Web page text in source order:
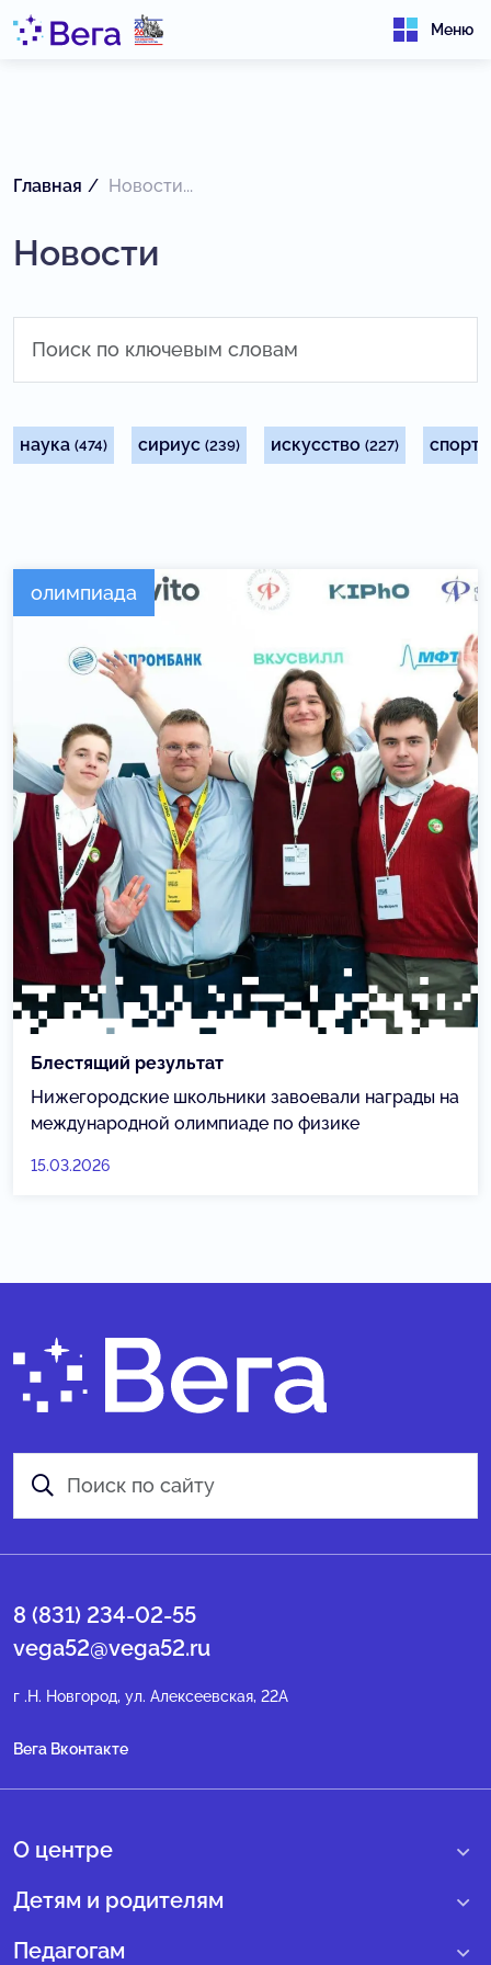
Меню
Главная Новости...
Новости
наука (474) сириус (239) искусство (227) спорт
олимпиада
Блестящий результат
Нижегородские школьники завоевали награды на
международной олимпиаде по физике
15.03.2026
8 (831) 234-02-55
vega52@vega52.ru
г .Н. Новгород, ул. Алексеевская, 22А
Вега Вконтакте
О центре
О нас
Детям и родителям
Учебные интенсивные сборы
Педагогам